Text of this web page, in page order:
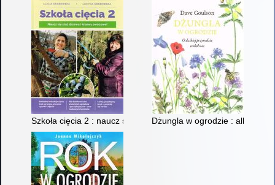
Szkoła cięcia 2 : naucz się ciąć drzewa i krzewy owocowe!
Dżungla w ogrodzie : albo